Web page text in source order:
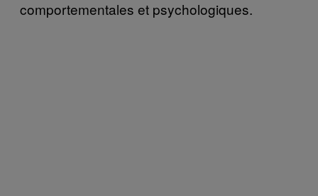
comportementales et psychologiques.